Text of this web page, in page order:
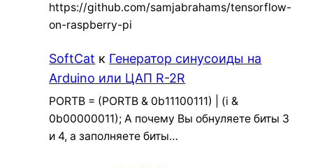
https://github.com/samjabrahams/tensorflow-
on-raspberry-pi
SoftCat к Генератор синусоиды на
Arduino или ЦАП R-2R
PORTB = (PORTB & 0b11100111) | (i &
0b00000011); А почему Вы обнуляете биты 3
и 4, а заполняете биты…